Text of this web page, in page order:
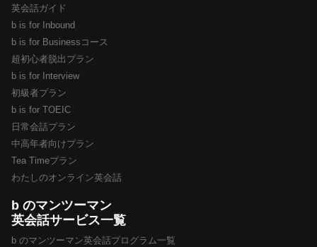
英会話ガイド
b is for Inbound
b is for Businessコース
超初心者脱出プラン
b is for Interview
初級者プラン
b is for TOEIC
日常会話プラン
中高年者向けプラン
Tea Timeプラン
わたしのオンライン英会話
b のマンツーマン
英会話サービス一覧
b のマンツーマン英会話プログラム一覧